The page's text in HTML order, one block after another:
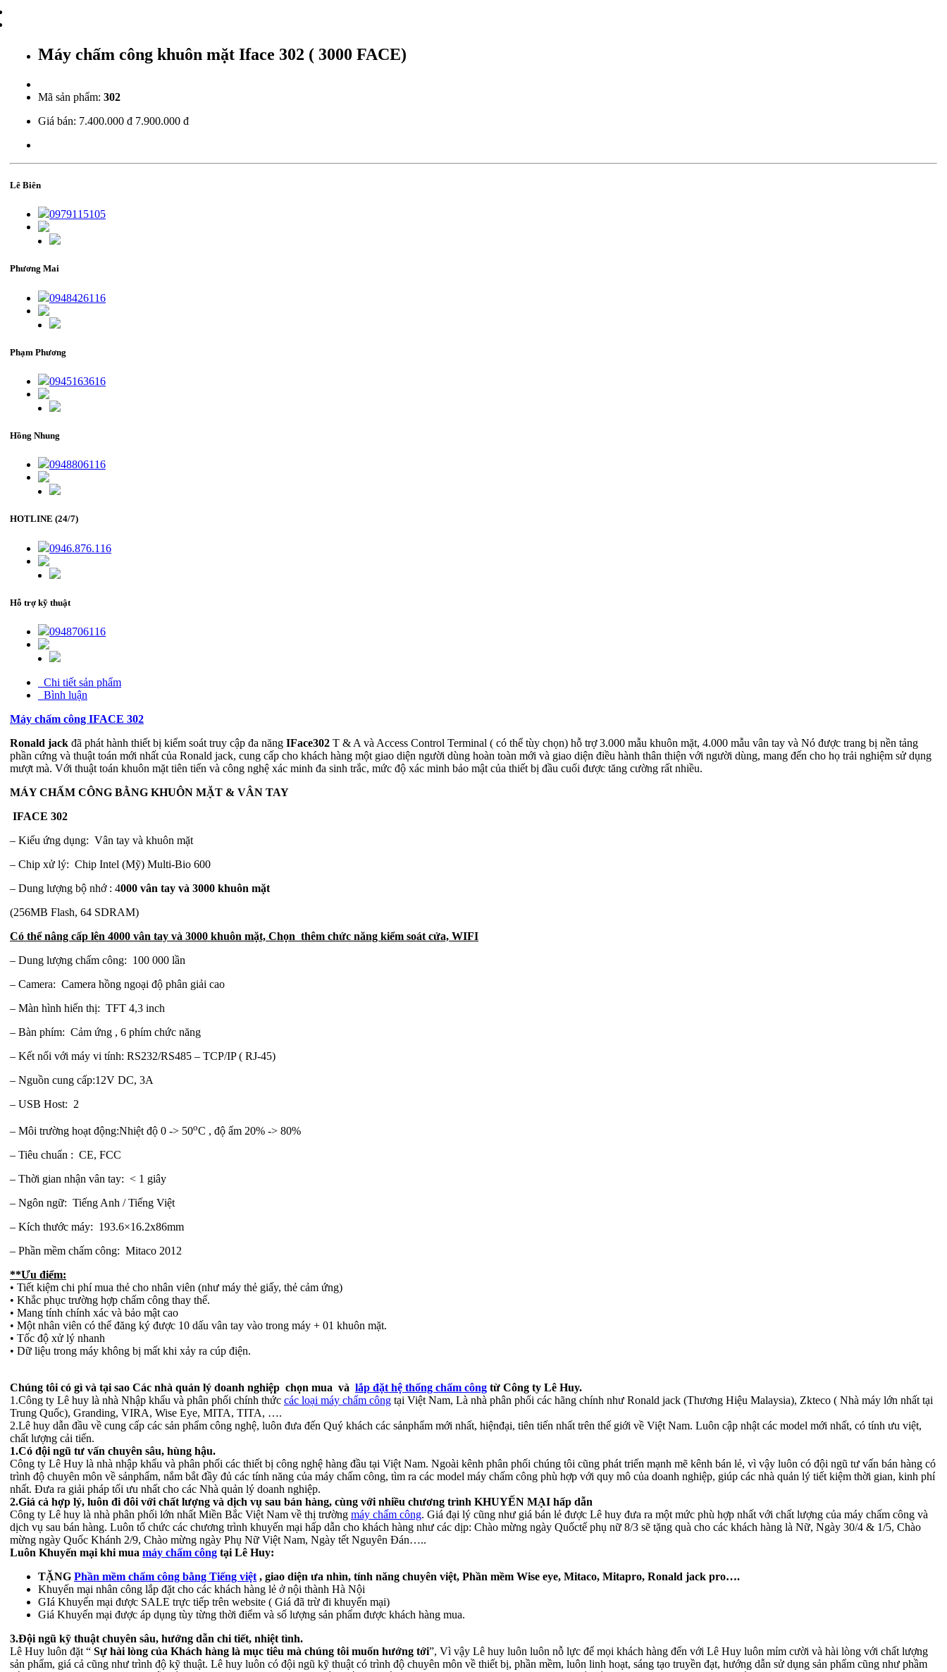
Máy chấm công khuôn mặt Iface 302 ( 3000 FACE)
Mã sản phẩm: 302
Giá bán: 7.400.000 đ 7.900.000 đ
Lê Biên
0979115105
Phương Mai
0948426116
Phạm Phương
0945163616
Hồng Nhung
0948806116
HOTLINE (24/7)
0946.876.116
Hỗ trợ kỹ thuật
0948706116
Chi tiết sản phẩm
Bình luận
Máy chấm công IFACE 302
Ronald jack đã phát hành thiết bị kiểm soát truy cập đa năng IFace302 T & A và Access Control Terminal ( có thể tùy chọn) hỗ trợ 3.000 mẫu khuôn mặt, 4.000 mẫu vân tay và Nó được trang bị nền tảng
phần cứng và thuật toán mới nhất của Ronald jack, cung cấp cho khách hàng một giao diện người dùng hoàn toàn mới và giao diện điều hành thân thiện với người dùng, mang đến cho họ trải nghiệm sử dụng
mượt mà. Với thuật toán khuôn mặt tiên tiến và công nghệ xác minh đa sinh trắc, mức độ xác minh bảo mật của thiết bị đầu cuối được tăng cường rất nhiều.
MÁY CHẤM CÔNG BẰNG KHUÔN MẶT & VÂN TAY
IFACE 302
– Kiểu ứng dụng: Vân tay và khuôn mặt
– Chip xử lý: Chip Intel (Mỹ) Multi-Bio 600
– Dung lượng bộ nhớ : 4000 vân tay và 3000 khuôn mặt
(256MB Flash, 64 SDRAM)
Có thể nâng cấp lên 4000 vân tay và 3000 khuôn mặt, Chọn thêm chức năng kiểm soát cửa, WIFI
– Dung lượng chấm công: 100 000 lần
– Camera: Camera hồng ngoại độ phân giải cao
– Màn hình hiển thị: TFT 4,3 inch
– Bàn phím: Cảm ứng , 6 phím chức năng
– Kết nối với máy vi tính: RS232/RS485 – TCP/IP ( RJ-45)
– Nguồn cung cấp:12V DC, 3A
– USB Host: 2
– Môi trường hoạt động:Nhiệt độ 0 -> 50oC , độ ẩm 20% -> 80%
– Tiêu chuẩn : CE, FCC
– Thời gian nhận vân tay: < 1 giây
– Ngôn ngữ: Tiếng Anh / Tiếng Việt
– Kích thước máy: 193.6×16.2x86mm
– Phần mềm chấm công: Mitaco 2012
**Ưu điểm:
• Tiết kiệm chi phí mua thẻ cho nhân viên (như máy thẻ giấy, thẻ cảm ứng)
• Khắc phục trường hợp chấm công thay thế.
• Mang tính chính xác và bảo mật cao
• Một nhân viên có thể đăng ký được 10 dấu vân tay vào trong máy + 01 khuôn mặt.
• Tốc độ xử lý nhanh
• Dữ liệu trong máy không bị mất khi xảy ra cúp điện.
Chúng tôi có gì và tại sao Các nhà quản lý doanh nghiệp chọn mua và lắp đặt hệ thống chấm công từ Công ty Lê Huy.
1.Công ty Lê huy là nhà Nhập khẩu và phân phối chính thức các loại máy chấm công tại Việt Nam, Là nhà phân phối các hãng chính như Ronald jack (Thương Hiệu Malaysia), Zkteco ( Nhà máy lớn nhất tại
Trung Quốc), Granding, VIRA, Wise Eye, MITA, TITA, ….
2.Lê huy dẫn đầu về cung cấp các sản phẩm công nghệ, luôn đưa đến Quý khách các sảnphẩm mới nhất, hiệnđại, tiên tiến nhất trên thế giới về Việt Nam. Luôn cập nhật các model mới nhất, có tính ưu việt,
chất lượng cải tiến.
1.Có đội ngũ tư vấn chuyên sâu, hùng hậu.
Công ty Lê Huy là nhà nhập khẩu và phân phối các thiết bị công nghệ hàng đầu tại Việt Nam. Ngoài kênh phân phối chúng tôi cũng phát triển mạnh mẽ kênh bán lẻ, vì vậy luôn có đội ngũ tư vấn bán hàng có
trình độ chuyên môn về sảnphẩm, nắm bắt đầy đủ các tính năng của máy chấm công, tìm ra các model máy chấm công phù hợp với quy mô của doanh nghiệp, giúp các nhà quản lý tiết kiệm thời gian, kinh phí
nhất. Đưa ra giải pháp tối ưu nhất cho các Nhà quản lý doanh nghiệp.
2.Giá cả hợp lý, luôn đi đôi với chất lượng và dịch vụ sau bán hàng, cùng với nhiều chương trình KHUYẾN MẠI hấp dẫn
Công ty Lê huy là nhà phân phối lớn nhất Miền Bắc Việt Nam về thị trường máy chấm công. Giá đại lý cũng như giá bán lẻ được Lê huy đưa ra một mức phù hợp nhất với chất lượng của máy chấm công và
dịch vụ sau bán hàng. Luôn tổ chức các chương trình khuyến mại hấp dẫn cho khách hàng như các dịp: Chào mừng ngày Quốctế phụ nữ 8/3 sẽ tặng quà cho các khách hàng là Nữ, Ngày 30/4 & 1/5, Chào
mừng ngày Quốc Khánh 2/9, Chào mừng ngày Phụ Nữ Việt Nam, Ngày tết Nguyên Đán…..
Luôn Khuyến mại khi mua máy chấm công tại Lê Huy:
TẶNG Phần mềm chấm công bằng Tiếng việt , giao diện ưa nhìn, tính năng chuyên việt, Phần mềm Wise eye, Mitaco, Mitapro, Ronald jack pro….
Khuyến mại nhân công lắp đặt cho các khách hàng lẻ ở nội thành Hà Nội
GIá Khuyến mại được SALE trực tiếp trên website ( Giá đã trừ đi khuyến mại)
Giá Khuyến mại được áp dụng tùy từng thời điểm và số lượng sản phẩm được khách hàng mua.
3.Đội ngũ kỹ thuật chuyên sâu, hướng dẫn chi tiết, nhiệt tình.
Lê Huy luôn đặt “ Sự hài lòng của Khách hàng là mục tiêu mà chúng tôi muốn hướng tới”, Vì vậy Lê huy luôn luôn nỗ lực để mọi khách hàng đến với Lê Huy luôn mỉm cười và hài lòng với chất lượng
sản phẩm, giá cả cũng như trình độ kỹ thuật. Lê huy luôn có đội ngũ kỹ thuật có trình độ chuyên môn về thiết bị, phần mềm, luôn linh hoạt, sáng tạo truyền đạt, hướng dẫn sử dụng sản phẩm cũng như phầm